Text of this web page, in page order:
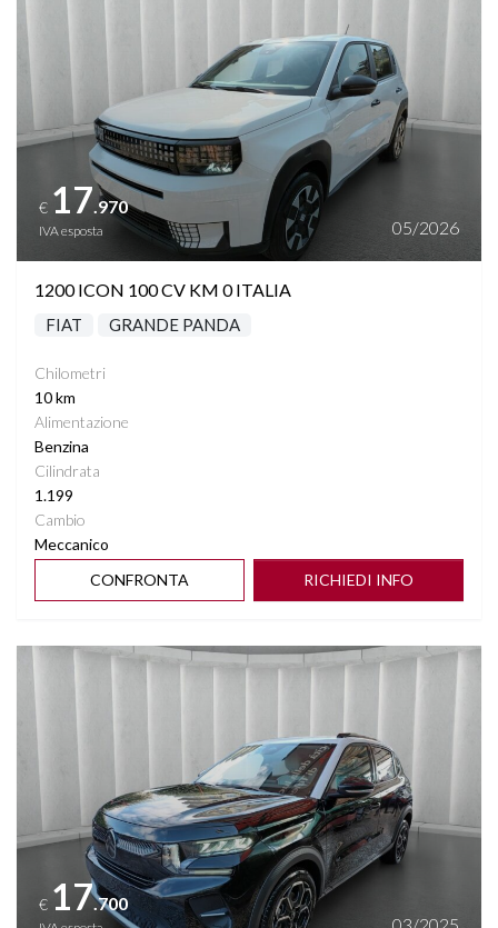
€ 17.970
IVA esposta 05/2026
1200 ICON 100 CV KM 0 ITALIA
FIAT GRANDE PANDA
Chilometri
10 km
Alimentazione
Benzina
Cilindrata
1.199
Cambio
Meccanico
CONFRONTA
RICHIEDI INFO
Vedi dettagli
€ 17.700